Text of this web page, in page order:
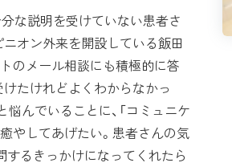
な説明を受けていない患者さ
オン外来を開設している飯田
のメール相談にも積極的に答
たけれどよくわからなかっ
悩んでいることに、「コミュニケ
やしてあげたい。患者さんの気
するきっかけになってくれたら